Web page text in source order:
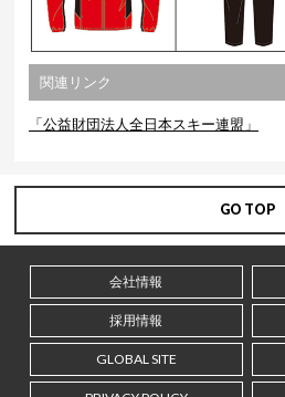
関連リンク
「公益財団法人全日本スキー連盟」
GO TOP
会社情報
採用情報
GLOBAL SITE